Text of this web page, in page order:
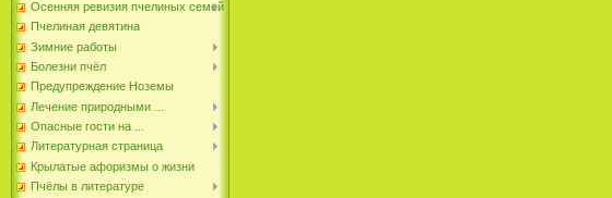
Осенняя ревизия пчелиных семей
Пчелиная девятина
Зимние работы
Болезни пчёл
Предупреждение Ноземы
Лечение природными ...
Опасные гости на ...
Литературная страница
Крылатые афоризмы о жизни
Пчёлы в литературе